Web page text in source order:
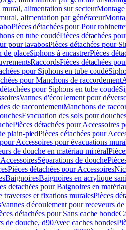
alimentation sur secteur
alimentation par générateur
Pièces détachées pour Pour
en tube coudéPièces détachées
pour lavabosPièces détachées pour
de placeSiphons à encastrerPièces
RaccordsPièces détachées
pour Siphons en tube coudé
pour Manchons de raccordement
pour Siphons en tube coudé
Vannes d'écoulement pour
de raccordementManchons de
Evacuation des sols pour douches
Pièces détachées pour Accessoires
plain-piedPièces détachées pour
Accessoires pour évacuations
de douche en matériau minéral
AccessoiresSéparations de douche
Pièces détachées pour Accessoires
BaignoiresBaignoires en acrylique
détachées pour Baignoires en
traverses et fixations muralesPièces
Vannes d'écoulement pour receveurs
détachées pour Sans cache bonde
de douche, d90Avec caches bondes